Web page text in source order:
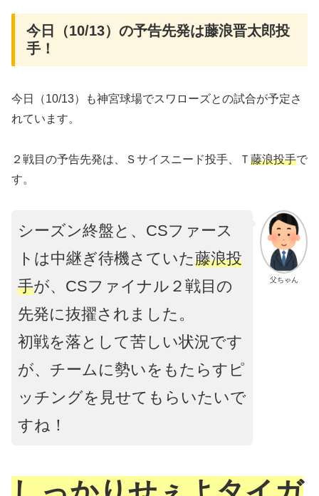
今日（10/13）の予告先発は藤浪晋太郎投
手！
今日（10/13）も神宮球場でスワローズとの試合が予定さ
れています。
２戦目の予告先発は、Ｓサイスニード投手、Ｔ 藤浪投手で
す。
父ちゃん
シーズン終盤と、CSファース
トは中継ぎ待機さていた藤浪投
手が、CSファイナル２戦目の
先発に抜擢されました。
初戦を落として苦しい状況です
が、チームに勢いをもたらすピ
ッチングを見せてもらいたいで
すね！